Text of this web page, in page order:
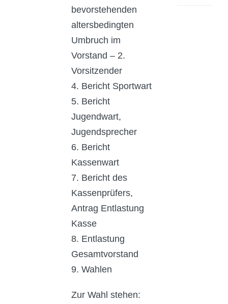
bevorstehenden
altersbedingten
Umbruch im
Vorstand – 2.
Vorsitzender
4. Bericht Sportwart
5. Bericht
Jugendwart,
Jugendsprecher
6. Bericht
Kassenwart
7. Bericht des
Kassenprüfers,
Antrag Entlastung
Kasse
8. Entlastung
Gesamtvorstand
9. Wahlen
Zur Wahl stehen: